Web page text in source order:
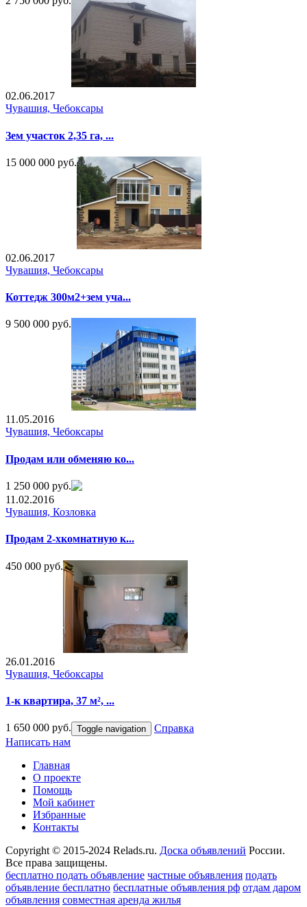
02.06.2017
Чувашия, Чебоксары
Зем участок 2,35 га, ...
15 000 000 руб.
02.06.2017
Чувашия, Чебоксары
Коттедж 300м2+зем уча...
9 500 000 руб.
11.05.2016
Чувашия, Чебоксары
Продам или обменяю ко...
1 250 000 руб.
11.02.2016
Чувашия, Козловка
Продам 2-хкомнатную к...
450 000 руб.
26.01.2016
Чувашия, Чебоксары
1-к квартира, 37 м², ...
1 650 000 руб. Toggle navigation
Справка
Написать нам
Главная
О проекте
Помощь
Мой кабинет
Избранные
Контакты
Copyright © 2015-2024 Relads.ru. Доска объявлений России.
Все права защищены.
бесплатно подать объявление частные объявления подать
объявление бесплатно бесплатные объявления рф отдам даром
объявления совместная аренда жилья